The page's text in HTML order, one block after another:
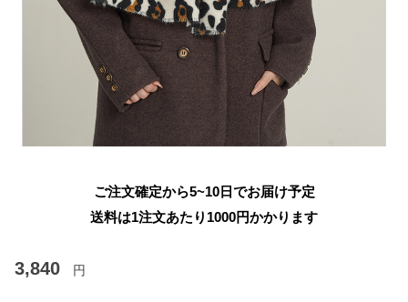
ご注文確定から5~10日でお届け予定
送料は1注文あたり 1000円かかります
3,840 円